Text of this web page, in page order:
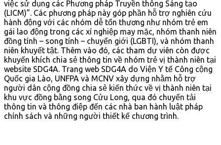
việc sử dụng các Phương pháp Truyền thông Sáng tạo
(LICM)”. Các phương pháp này góp phần hỗ trợ nghiên cứu
hành động với các nhóm dễ tổn thương như nhóm trẻ em
gái lao động trong các xí nghiệp may mặc, nhóm thanh niên
đồng tính – song tính – chuyển giới (LGBTI), và nhóm thanh
niên khuyết tật. Thêm vào đó, các tham dự viên còn được
khuyến khích chia sẻ thông tin về nhóm trẻ vị thành niên tại
website SDG4A. Trang web SDG4A do Viện Y tế Công cộng
Quốc gia Lào, UNFPA và MCNV xây dựng nhằm hỗ trợ
người dân cộng đồng chia sẻ kiến thức về vị thành niên tại
khu vực đồng bằng song Cửu Long, qua đó chuyển tải
thông tin và thông điệp đến các nhà ban hành luật pháp
chính sách và những người thiết kế chương trình.